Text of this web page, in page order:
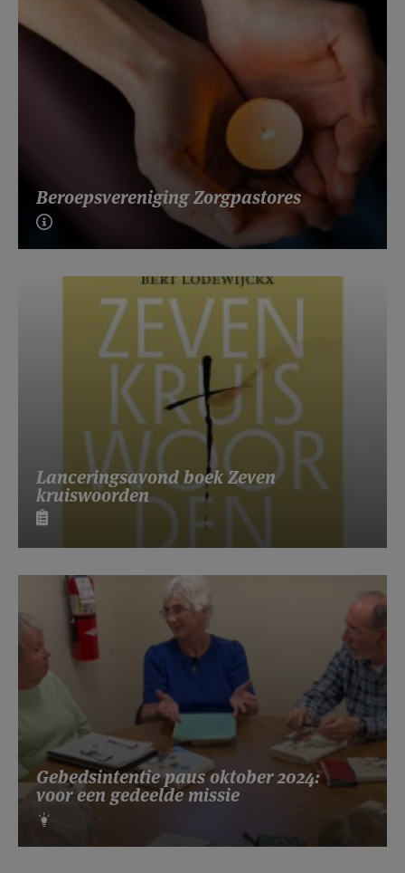
Beroepsvereniging Zorgpastores
Lanceringsavond boek Zeven
kruiswoorden
Gebedsintentie paus oktober 2024:
voor een gedeelde missie